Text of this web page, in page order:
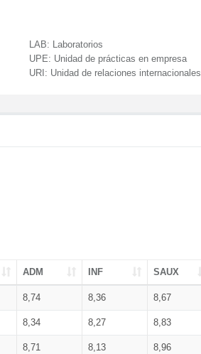
LAB: Laboratorios
UPE: Unidad de prácticas en empresa
URI: Unidad de relaciones internacionales
ADM INF SAUX
8,74 8,36 8,67
8,34 8,27 8,83
8,71 8,13 8,96